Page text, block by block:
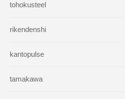
tohokusteel
rikendenshi
kantopulse
tamakawa